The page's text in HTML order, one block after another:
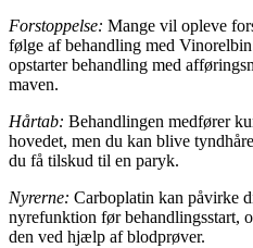
Forstoppelse: Mange vil opleve
følge af behandling med
opstarter behandling med
maven.
Hårtab: Behandlingen medfører
hovedet, men du kan blive
du få tilskud til en paryk.
Nyrerne: Carboplatin kan påvirke
nyrefunktion før behandlingsstart,
den ved hjælp af blodprøver.